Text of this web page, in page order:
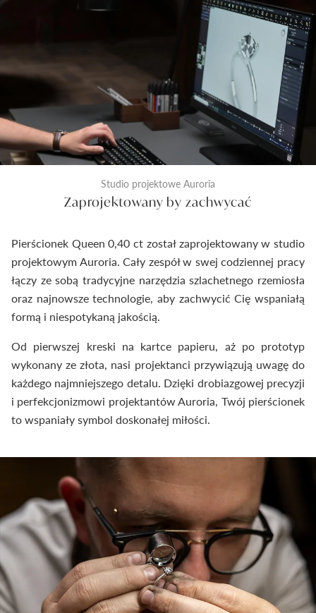
Studio projektowe Auroria
Zaprojektowany by zachwycać
Pierścionek Queen 0,40 ct został zaprojektowany w studio
projektowym Auroria. Cały zespół w swej codziennej pracy
łączy ze sobą tradycyjne narzędzia szlachetnego rzemiosła
oraz najnowsze technologie, aby zachwycić Cię wspaniałą
formą i niespotykaną jakością.
Od pierwszej kreski na kartce papieru, aż po prototyp
wykonany ze złota, nasi projektanci przywiązują uwagę do
każdego najmniejszego detalu. Dzięki drobiazgowej precyzji
i perfekcjonizmowi projektantów Auroria, Twój pierścionek
to wspaniały symbol doskonałej miłości.